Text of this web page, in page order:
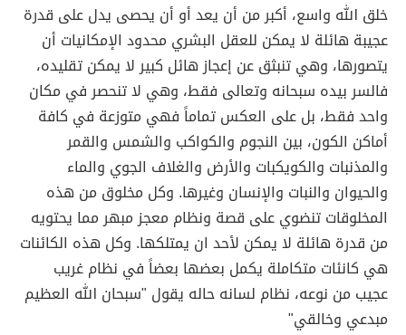
خلق الله واسع، أكبر من أن يعد أو أن يحصى يدل على قدرة
عجيبة هائلة لا يمكن للعقل البشري محدود الإمكانيات أن
يتصورها، وهي تنبثق عن إعجاز هائل كبير لا يمكن تقليده،
فالسر بيده سبحانه وتعالى فقط، وهي لا تنحصر في مكان
واحد فقط، بل على العكس تماماً فهي متوزعة في كافة
أماكن الكون، بين النجوم والكواكب والشمس والقمر
والمذنبات والكويكبات والأرض والغلاف الجوي والماء
والحيوان والنبات والإنسان وغيرها. وكل مخلوق من هذه
المخلوقات تنضوي على قصة ونظام معجز مبهر مما يحتويه
من قدرة هائلة لا يمكن لأحد ان يمتلكها. وكل هذه الكائنات
هي كانئات متكاملة يكمل بعضها بعضاً في نظام غريب
عجيب من نوعه، نظام لسانه حاله يقول "سبحان الله العظيم
مبدعي وخالقي"